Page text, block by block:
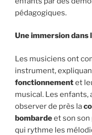
pédagogiques.
Une immersion dans
Les musiciens ont
instrument,
fonctionnementet
musical. Les
observer de près la
bombardeet son son
qui rythme les